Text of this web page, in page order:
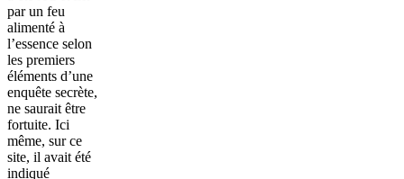
par un feu
alimenté à
l’essence selon
les premiers
éléments d’une
enquête secrète,
ne saurait être
fortuite. Ici
même, sur ce
site, il avait été
indiqué